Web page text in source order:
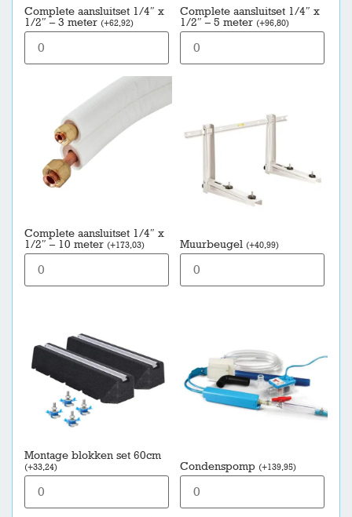
Complete aansluitset 1/4″ x
1/2″ – 3 meter (+62,92)
Complete aansluitset 1/4″ x
1/2″ – 5 meter (+96,80)
Complete aansluitset 1/4″ x
1/2″ – 10 meter (+173,03) Muurbeugel (+40,99)
Montage blokken set 60cm
(+33,24) Condenspomp (+139,95)